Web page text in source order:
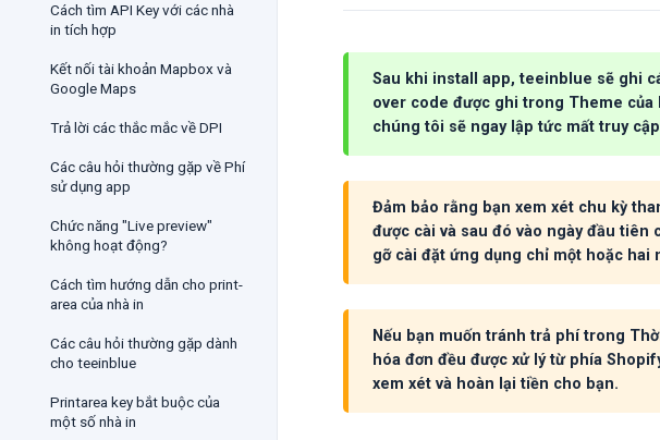
Cách tìm API Key với các nhà
in tích hợp
Kết nối tài khoản Mapbox và
Google Maps
Trả lời các thắc mắc về DPI
Các câu hỏi thường gặp về Phí
sử dụng app
Chức năng "Live preview"
không hoạt động?
Cách tìm hướng dẫn cho print-
area của nhà in
Các câu hỏi thường gặp dành
cho teeinblue
Printarea key bắt buộc của
một số nhà in
Sau khi install app, teeinblue sẽ ghi
over code được ghi trong Theme của
chúng tôi sẽ ngay lập tức mất truy
Đảm bảo rằng bạn xem xét chu kỳ
được cài và sau đó vào ngày đầu tiên
gỡ cài đặt ứng dụng chỉ một hoặc hai
Nếu bạn muốn tránh trả phí trong
hóa đơn đều được xử lý từ phía
xem xét và hoàn lại tiền cho bạn.